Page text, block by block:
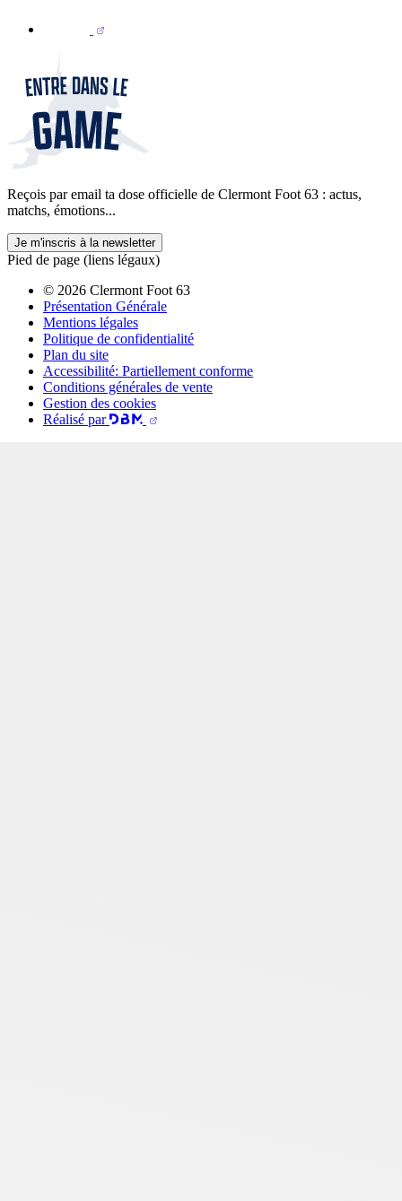
Reçois par email ta dose officielle de Clermont Foot 63 : actus,
matchs, émotions...
Je m'inscris à la newsletter
Pied de page (liens légaux)
© 2026 Clermont Foot 63
Présentation Générale
Mentions légales
Politique de confidentialité
Plan du site
Accessibilité: Partiellement conforme
Conditions générales de vente
Gestion des cookies
Réalisé par